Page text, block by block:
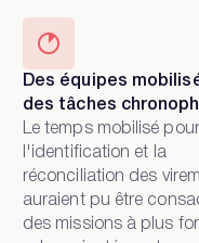
Des équipes
des tâches
Le temps mobilisé pour
l'identification et la
réconciliation des
auraient pu être
des missions à plus